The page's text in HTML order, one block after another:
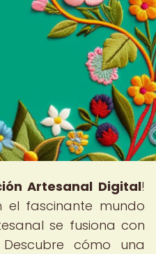
Artesanal Digital!
el fascinante mundo
se fusiona con
cómo una